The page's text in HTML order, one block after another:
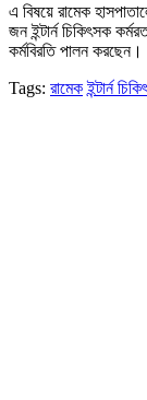
এ বিষয়ে রামেক
জন ইন্টার্ন চিকিৎসক
কর্মবিরতি পালন করছেন।
Tags: রামেক ইন্টার্ন